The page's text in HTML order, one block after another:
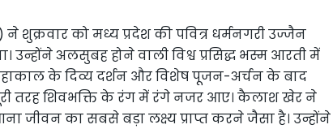
शुक्रवार को मध्य प्रदेश की पवित्र धर्मनगरी उज्जैन
अलसुबह होने वाली विश्व प्रसिद्ध भस्म आरती में
के दिव्य दर्शन और विशेष पूजन-अर्चन के बाद
तरह शिवभक्ति के रंग में रंगे नजर आए। कैलाश खेर ने
जीवन का सबसे बड़ा लक्ष्य प्राप्त करने जैसा है। उन्होंने